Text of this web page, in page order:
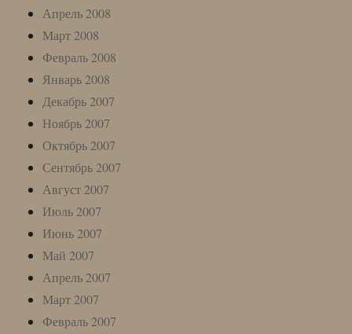
Апрель 2008
Март 2008
Февраль 2008
Январь 2008
Декабрь 2007
Ноябрь 2007
Октябрь 2007
Сентябрь 2007
Август 2007
Июль 2007
Июнь 2007
Май 2007
Апрель 2007
Март 2007
Февраль 2007